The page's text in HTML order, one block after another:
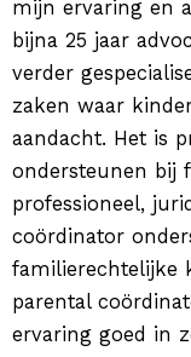
mijn ervaring en
bijna 25 jaar
verder
zaken waar
aandacht. Het is
ondersteunen bij
professioneel,
coördinator
familierechtelijke
parental
ervaring goed in